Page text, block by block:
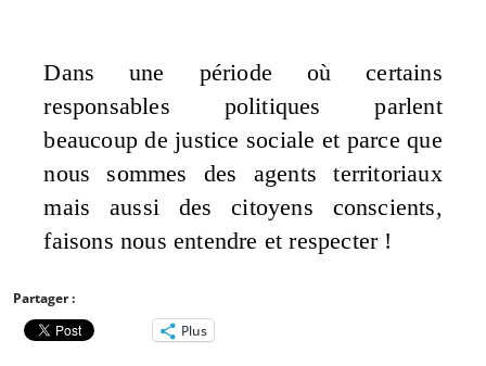
Dans une période où certains
responsables politiques parlent
beaucoup de justice sociale et parce que
nous sommes des agents territoriaux
mais aussi des citoyens conscients,
faisons nous entendre et respecter !
Partager :
Plus